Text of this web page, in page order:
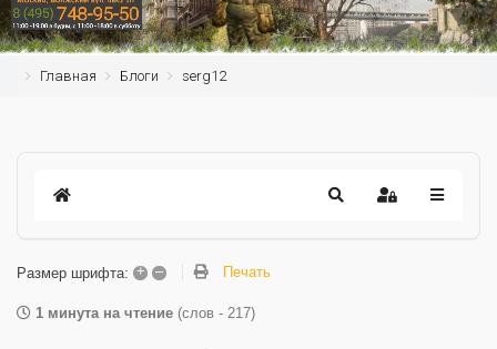
Главная Блоги serg12
Размер шрифта: + – Печать
1 минута на чтение (слов - 217)